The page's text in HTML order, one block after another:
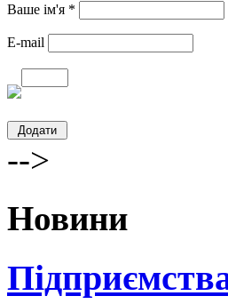
Ваше ім'я *
E-mail
-->
Новини